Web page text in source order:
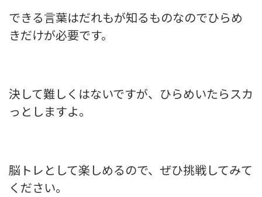
できる言葉はだれもが知るものなのでひらめ
きだけが必要です。
決して難しくはないですが、ひらめいたらスカ
っとしますよ。
脳トレとして楽しめるので、ぜひ挑戦してみて
ください。